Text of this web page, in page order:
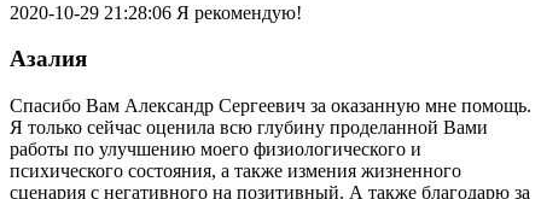
2020-10-29 21:28:06 Я рекомендую!
Азалия
Спасибо Вам Александр Сергеевич за оказанную мне помощь.
Я только сейчас оценила всю глубину проделанной Вами
работы по улучшению моего физиологического и
психического состояния, а также измения жизненного
сценария с негативного на позитивный. А также благодарю за